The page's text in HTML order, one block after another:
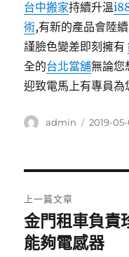
台中搬家持續升溫
術,有新的產品會陸
謹臉色變差即刻擁有
全的台北當舖無論您
迎致電馬上有專員為
作
admin
發
2019-
章
導
上一篇文章
上
一
金門租車負責
能夠電感器